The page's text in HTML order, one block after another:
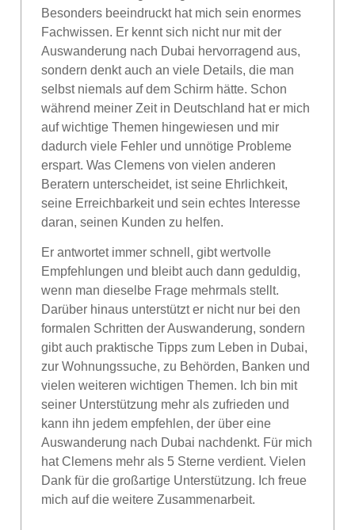
Besonders beeindruckt hat mich sein enormes
Fachwissen. Er kennt sich nicht nur mit der
Auswanderung nach Dubai hervorragend aus,
sondern denkt auch an viele Details, die man
selbst niemals auf dem Schirm hätte. Schon
während meiner Zeit in Deutschland hat er mich
auf wichtige Themen hingewiesen und mir
dadurch viele Fehler und unnötige Probleme
erspart. Was Clemens von vielen anderen
Beratern unterscheidet, ist seine Ehrlichkeit,
seine Erreichbarkeit und sein echtes Interesse
daran, seinen Kunden zu helfen.
Er antwortet immer schnell, gibt wertvolle
Empfehlungen und bleibt auch dann geduldig,
wenn man dieselbe Frage mehrmals stellt.
Darüber hinaus unterstützt er nicht nur bei den
formalen Schritten der Auswanderung, sondern
gibt auch praktische Tipps zum Leben in Dubai,
zur Wohnungssuche, zu Behörden, Banken und
vielen weiteren wichtigen Themen. Ich bin mit
seiner Unterstützung mehr als zufrieden und
kann ihn jedem empfehlen, der über eine
Auswanderung nach Dubai nachdenkt. Für mich
hat Clemens mehr als 5 Sterne verdient. Vielen
Dank für die großartige Unterstützung. Ich freue
mich auf die weitere Zusammenarbeit.